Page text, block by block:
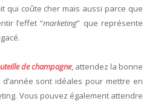
qui coûte cher mais aussi parce que
l’effet “marketing” que représente
de champagne, attendez la bonne
sont idéales pour mettre en
Vous pouvez également attendre